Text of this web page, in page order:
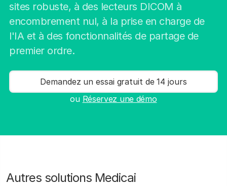
sites robuste, à des lecteurs DICOM à
encombrement nul, à la prise en charge de
l'IA et à des fonctionnalités de partage de
premier ordre.
Demandez un essai gratuit de 14 jours
ou Réservez une démo
Autres solutions Medicai